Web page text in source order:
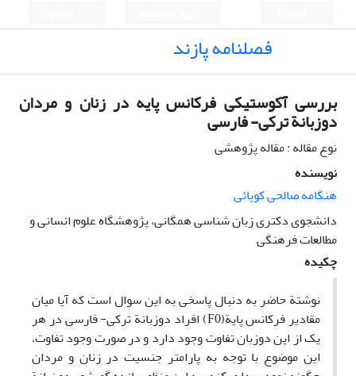
فصلنامه پازند
بررسی آکوستیکی فرکانس پایه در زنان و مردان
دوزبانة ترکی- فارسی
نوع مقاله : مقاله پژوهشی
نویسنده
هنگامه صالحی کوپائی
دانشجوی دکتری زبان شناسی همگانی، پژوهشگاه علوم انسانی و
مطالعات فرهنگی
چکیده
نوشتة حاضر به دنبال پاسخی به این سوال است که آیا میان
مقادیر فرکانس پایة(F0) افراد دوزبانة ترکی- فارسی در هر
یک از این دوزبان تفاوت وجود دارد و در صورت وجود تفاوت،
این موضوع با توجه به پارامتر جنسیت در زنان و مردان